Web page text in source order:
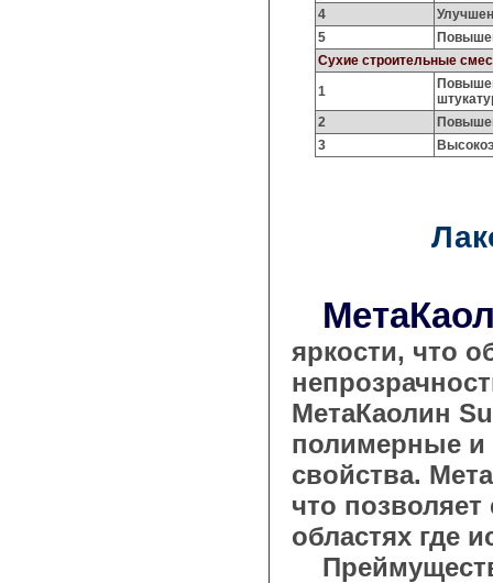
4
5
Сухие строительные
1
2
3
яркости, что
МетаКаолин
полимерные и
свойства.
что позволяет
областях где